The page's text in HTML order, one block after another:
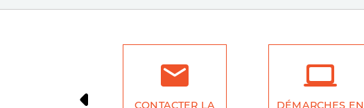
CONTACTER LA DÉMARCHES EN